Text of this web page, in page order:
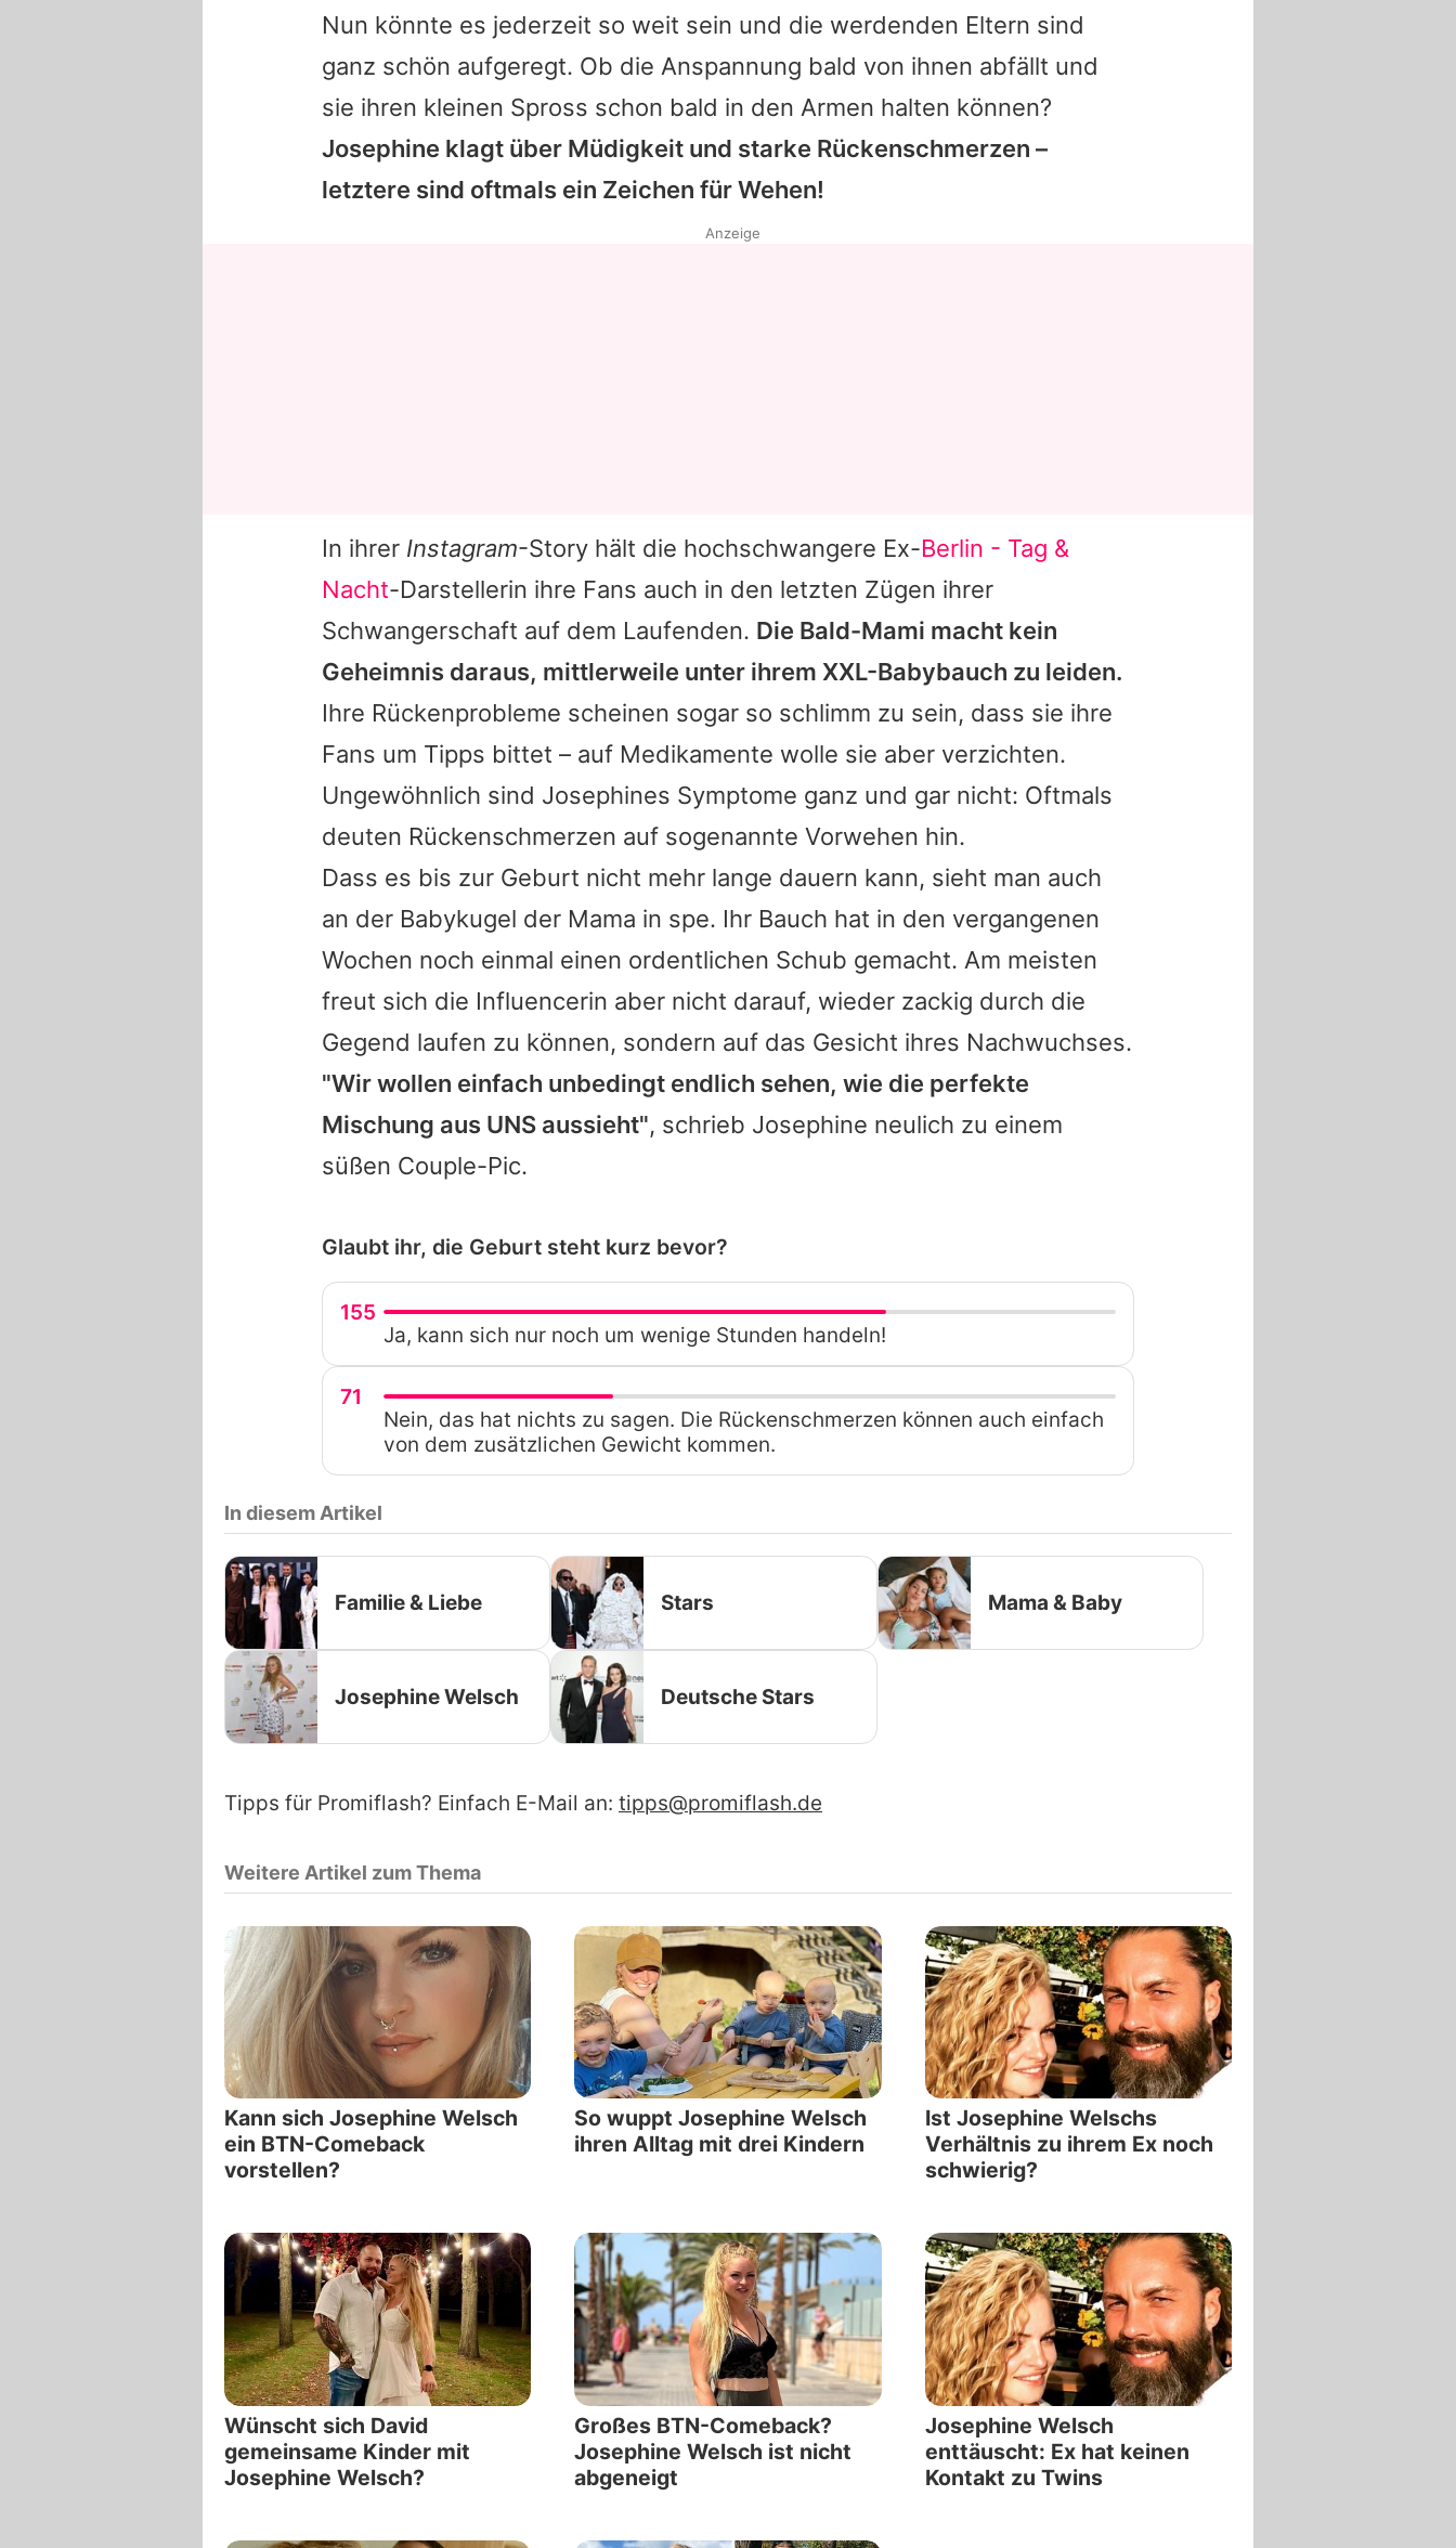
Nun könnte es jederzeit so weit sein und die werdenden Eltern sind
ganz schön aufgeregt. Ob die Anspannung bald von ihnen abfällt und
sie ihren kleinen Spross schon bald in den Armen halten können?
Josephine klagt über Müdigkeit und starke Rückenschmerzen –
letztere sind oftmals ein Zeichen für Wehen!
In ihrer Instagram-Story hält die hochschwangere Ex-Berlin - Tag &
Nacht-Darstellerin ihre Fans auch in den letzten Zügen ihrer
Schwangerschaft auf dem Laufenden. Die Bald-Mami macht kein
Geheimnis daraus, mittlerweile unter ihrem XXL-Babybauch zu leiden.
Ihre Rückenprobleme scheinen sogar so schlimm zu sein, dass sie ihre
Fans um Tipps bittet – auf Medikamente wolle sie aber verzichten.
Ungewöhnlich sind Josephines Symptome ganz und gar nicht: Oftmals
deuten Rückenschmerzen auf sogenannte Vorwehen hin.
Dass es bis zur Geburt nicht mehr lange dauern kann, sieht man auch
an der Babykugel der Mama in spe. Ihr Bauch hat in den vergangenen
Wochen noch einmal einen ordentlichen Schub gemacht. Am meisten
freut sich die Influencerin aber nicht darauf, wieder zackig durch die
Gegend laufen zu können, sondern auf das Gesicht ihres Nachwuchses.
"Wir wollen einfach unbedingt endlich sehen, wie die perfekte
Mischung aus UNS aussieht", schrieb Josephine neulich zu einem
süßen Couple-Pic.
Anzeige
Glaubt ihr, die Geburt steht kurz bevor?
155
Ja, kann sich nur noch um wenige Stunden handeln!
71
Nein, das hat nichts zu sagen. Die Rückenschmerzen können auch einfach
von dem zusätzlichen Gewicht kommen.
In diesem Artikel
Familie & Liebe Stars Mama & Baby
Josephine Welsch Deutsche Stars
Tipps für Promiflash? Einfach E-Mail an: tipps@promiflash.de
Weitere Artikel zum Thema
Kann sich Josephine Welsch
ein BTN-Comeback
vorstellen?
So wuppt Josephine Welsch
ihren Alltag mit drei Kindern
Ist Josephine Welschs
Verhältnis zu ihrem Ex noch
schwierig?
Wünscht sich David
gemeinsame Kinder mit
Josephine Welsch?
Großes BTN-Comeback?
Josephine Welsch ist nicht
abgeneigt
Josephine Welsch
enttäuscht: Ex hat keinen
Kontakt zu Twins